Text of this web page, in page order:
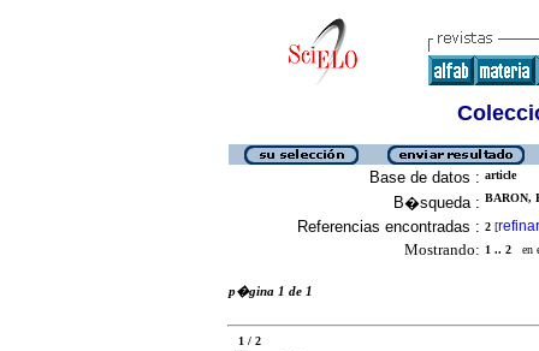
Base de datos : article
B�squeda : BARON,
Referencias encontradas : 2 [refinar
Mostrando: 1 .. 2 en
p�gina 1 de 1
1 / 2